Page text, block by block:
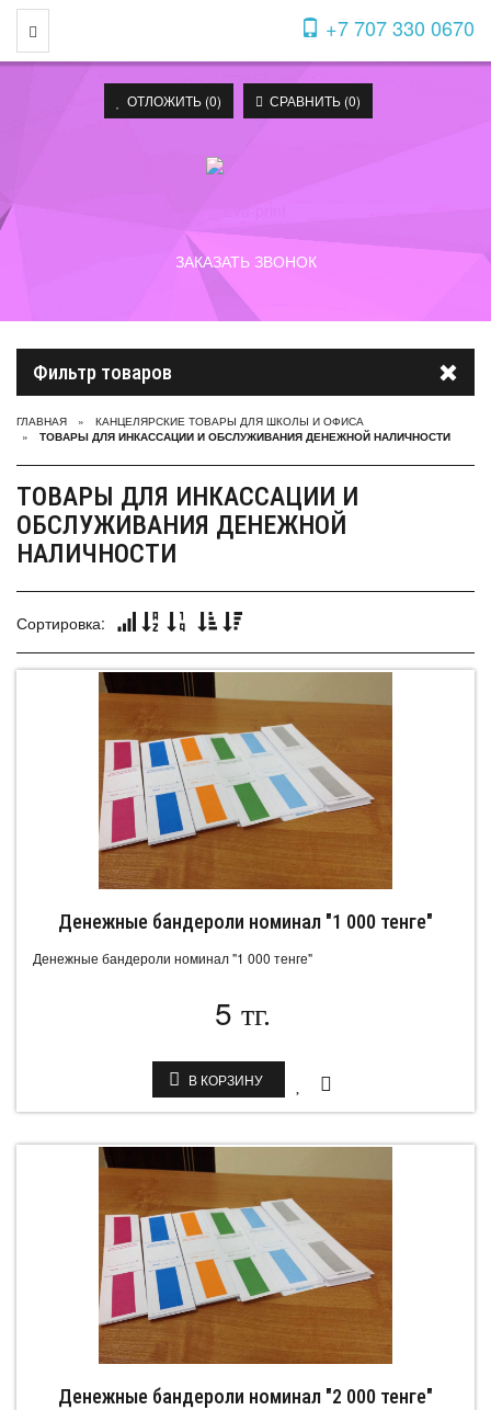
ОТЛОЖИТЬ (0) СРАВНИТЬ (0)
ЗАКАЗАТЬ ЗВОНОК
+7 707 330 0670
Toggle Navigation
Фильтр товаров
ГЛАВНАЯ
КАНЦЕЛЯРСКИЕ ТОВАРЫ ДЛЯ ШКОЛЫ И ОФИСА
ТОВАРЫ ДЛЯ ИНКАССАЦИИ И ОБСЛУЖИВАНИЯ ДЕНЕЖНОЙ НАЛИЧНОСТИ
ТОВАРЫ ДЛЯ ИНКАССАЦИИ И
ОБСЛУЖИВАНИЯ ДЕНЕЖНОЙ
НАЛИЧНОСТИ
Сортировка:
Денежные бандероли номинал "1 000 тенге"
Денежные бандероли номинал "1 000 тенге"
5 тг.
В КОРЗИНУ
Денежные бандероли номинал "2 000 тенге"